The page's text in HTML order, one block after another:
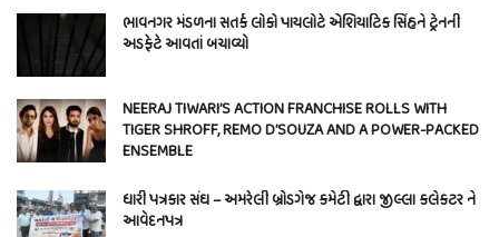
ભાવનગર મંડળના સતર્ક લોકો પાયલોટે એશિયાટિક સિંહને ટ્રેનની
અડફેટે આવતાં બચાવ્યો
NEERAJ TIWARI’S ACTION FRANCHISE ROLLS WITH
TIGER SHROFF, REMO D’SOUZA AND A POWER-PACKED
ENSEMBLE
ધારી પત્રકાર સંઘ – અમરેલી બ્રોડગેજ કમેટી દ્વારા જીલ્લા કલેકટર ને
આવેદનપત્ર